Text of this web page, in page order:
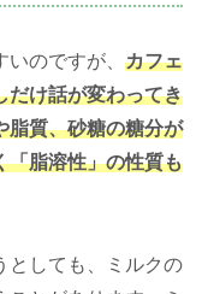
のですが、 カフェ
だけ話が変わってき
脂質、砂糖の糖分が
「脂溶性」の性質も
としても、ミルクの